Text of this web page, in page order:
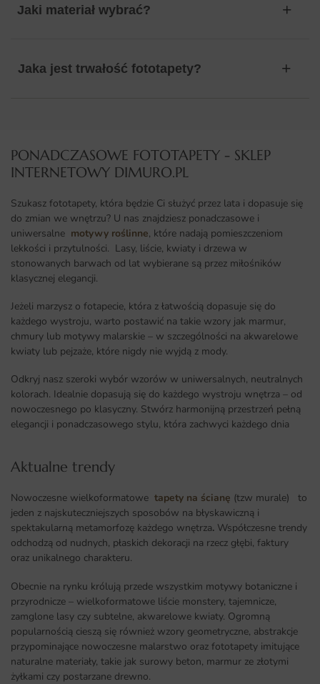
Jaki materiał wybrać?
Jaka jest trwałość fototapety?
PONADCZASOWE FOTOTAPETY - SKLEP
INTERNETOWY DIMURO.PL​
Szukasz fototapety, która będzie Ci służyć przez lata i dopasuje się
do zmian we wnętrzu? U nas znajdziesz ponadczasowe i
uniwersalne motywy roślinne, które nadają pomieszczeniom
lekkości i przytulności. Lasy, liście, kwiaty i drzewa w
stonowanych barwach od lat wybierane są przez miłośników
klasycznej elegancji.
Jeżeli marzysz o fotapecie, która z łatwością dopasuje się do
każdego wystroju, warto postawić na takie wzory jak marmur,
chmury lub motywy malarskie – w szczególności na akwarelowe
kwiaty lub pejzaże, które nigdy nie wyjdą z mody.
Odkryj nasz szeroki wybór wzorów w uniwersalnych, neutralnych
kolorach. Idealnie dopasują się do każdego wystroju wnętrza – od
nowoczesnego po klasyczny. Stwórz harmonijną przestrzeń pełną
elegancji i ponadczasowego stylu, która zachwyci każdego dnia
Aktualne trendy​
Nowoczesne wielkoformatowe tapety na ścianę (tzw murale) to
jeden z najskuteczniejszych sposobów na błyskawiczną i
spektakularną metamorfozę każdego wnętrza. Współczesne trendy
odchodzą od nudnych, płaskich dekoracji na rzecz głębi, faktury
oraz unikalnego charakteru.
Obecnie na rynku królują przede wszystkim motywy botaniczne i
przyrodnicze – wielkoformatowe liście monstery, tajemnicze,
zamglone lasy czy subtelne, akwarelowe kwiaty. Ogromną
popularnością cieszą się również wzory geometryczne, abstrakcje
przypominające nowoczesne malarstwo oraz fototapety imitujące
naturalne materiały, takie jak surowy beton, marmur ze złotymi
żyłkami czy postarzane drewno.